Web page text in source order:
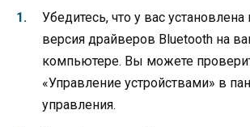
Убедитесь, что у вас установлена
версия драйверов Bluetooth на
компьютере. Вы можете
«Управление устройствами» в
управления.